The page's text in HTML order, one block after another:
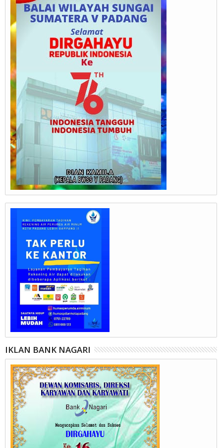
IKLAN BANK NAGARI